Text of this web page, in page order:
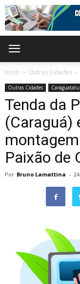
Inicio Outras Cidades
Outras Cidades
Tenda da
(Caraguá)
Paixão de
Por Bruno Lamattina -